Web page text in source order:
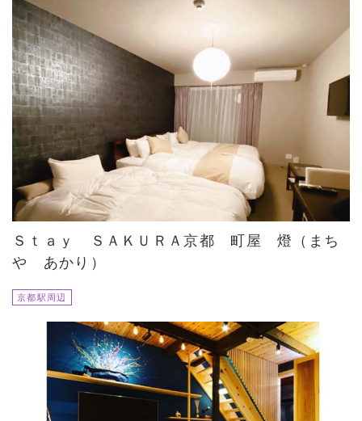
Ｓｔａｙ ＳＡＫＵＲＡ京都 町屋 燈（まち
や あかり）
京都駅周辺